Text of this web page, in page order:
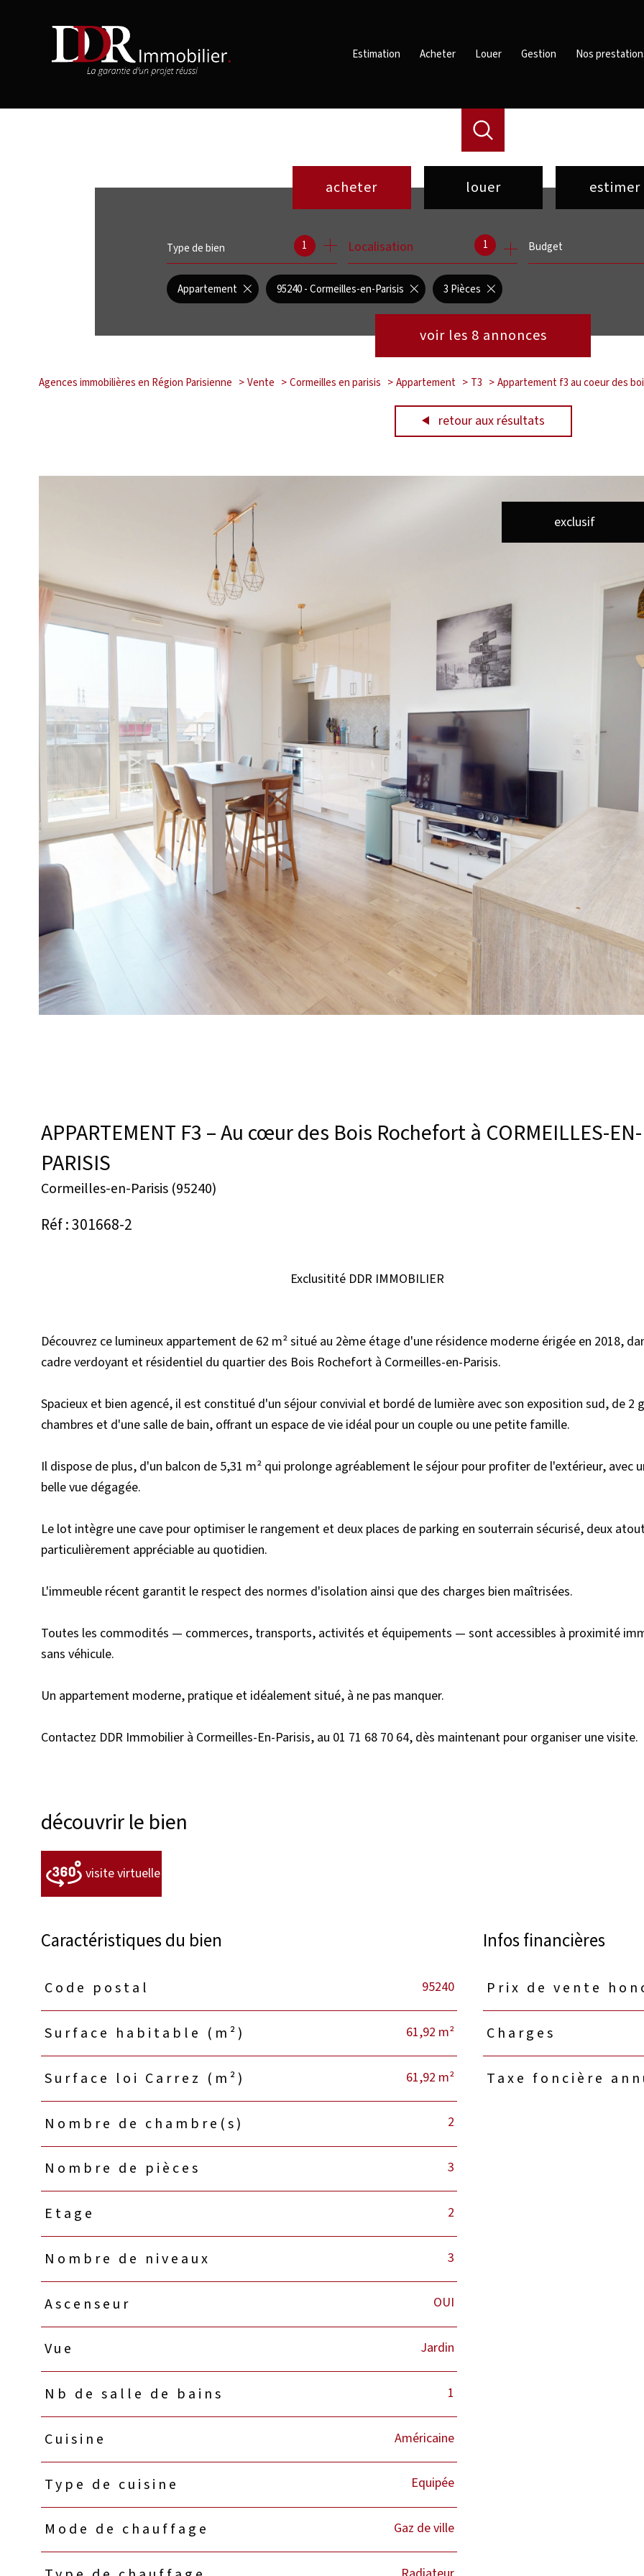
Estimation Acheter Louer Gestion Nos
acheter
de l'ancien
de l'immo pro
louer
à l'année
de l'immo pro
estimer
Type de bien 1 1
Localisation Budget
voir les 8 annonces
Appartement 95240 - Cormeilles-en-Parisis 3 Pièces
Agences immobilières en Région Parisienne Vente Cormeilles en parisis Appartement T3 Appartement f3 au coeur des
retour aux résultats
exclusif
APPARTEMENT F3 – Au cœur des Bois Rochefort à CORMEILLES-EN-
PARISIS
Cormeilles-en-Parisis (95240)
Réf : 301668-2
Exclusitité DDR IMMOBILIER
Découvrez ce lumineux appartement de 62 m² situé au 2ème étage d'une résidence moderne érigée en 2018,
cadre verdoyant et résidentiel du quartier des Bois Rochefort à Cormeilles-en-Parisis.
Spacieux et bien agencé, il est constitué d'un séjour convivial et bordé de lumière avec son exposition sud, de 2
chambres et d'une salle de bain, offrant un espace de vie idéal pour un couple ou une petite famille.
Il dispose de plus, d'un balcon de 5,31 m² qui prolonge agréablement le séjour pour profiter de l'extérieur, avec
belle vue dégagée.
Le lot intègre une cave pour optimiser le rangement et deux places de parking en souterrain sécurisé, deux
particulièrement appréciable au quotidien.
L'immeuble récent garantit le respect des normes d'isolation ainsi que des charges bien maîtrisées.
Toutes les commodités — commerces, transports, activités et équipements — sont accessibles à proximité
sans véhicule.
Un appartement moderne, pratique et idéalement situé, à ne pas manquer.
Contactez DDR Immobilier à Cormeilles-En-Parisis, au 01 71 68 70 64, dès maintenant pour organiser une visite.
découvrir le bien
visite virtuelle
Caractéristiques du bien
Caractéristiques Valeurs
Code postal 95240
Surface habitable (m²) 61,92 m²
Surface loi Carrez (m²) 61,92 m²
Nombre de chambre(s) 2
Nombre de pièces 3
Etage 2
Nombre de niveaux 3
Ascenseur OUI
Vue Jardin
Nb de salle de bains 1
Cuisine Américaine
Type de cuisine Equipée
Mode de chauffage Gaz de ville
Infos financières
Caractéristiques Valeurs
Prix de vente
Charges
Taxe foncière